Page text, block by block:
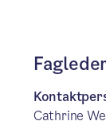
Cathrine